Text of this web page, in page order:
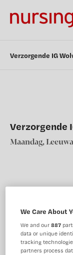
Verzorgende IG
Verzorgende
Maandag,
Verpleegkunde
BRANCHE
Instelling/tehuis
We Care About
We and our887
data or unique
tracking
partners process